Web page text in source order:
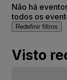
Não há
todos os
Redefinir filtros
Visto